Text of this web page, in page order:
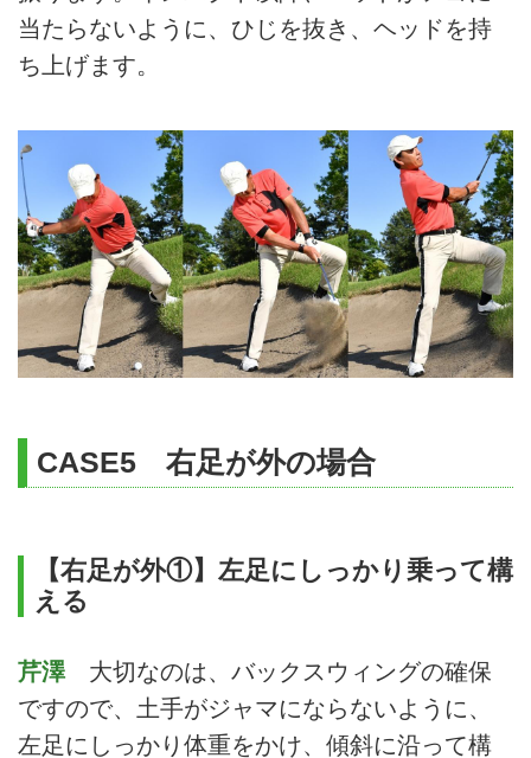
当たらないように、ひじを抜き、ヘッドを持
ち上げます。
CASE5 右足が外の場合
【右足が外①】左足にしっかり乗って構
える
芹澤大切なのは、バックスウィングの確保
ですので、土手がジャマにならないように、
左足にしっかり体重をかけ、傾斜に沿って構